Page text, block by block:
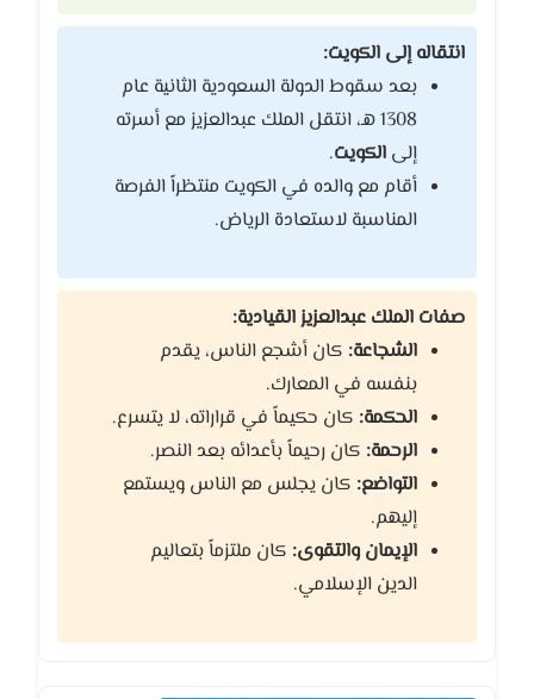
انتقاله إلى الكويت:
بعد سقوط الدولة السعودية الثانية عام
1308 هـ، انتقل الملك عبدالعزيز مع أسرته
إلى الكويت.
أقام مع والده في الكويت منتظراً الفرصة
المناسبة لاستعادة الرياض.
صفات الملك عبدالعزيز القيادية:
الشجاعة: كان أشجع الناس، يقدم
بنفسه في المعارك.
الحكمة: كان حكيماً في قراراته، لا يتسرع.
الرحمة: كان رحيماً بأعدائه بعد النصر.
التواضع: كان يجلس مع الناس ويستمع
إليهم.
الإيمان والتقوى: كان ملتزماً بتعاليم
الدين الإسلامي.